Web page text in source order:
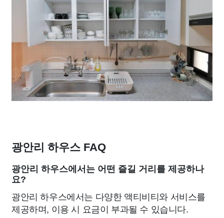
광안리 하우스 FAQ
광안리 하우스에서는 어떤 즐길 거리를 제공하나
요?
광안리 하우스에서는 다양한 액티비티와 서비스를
제공하며, 이용 시 요금이 부과될 수 있습니다.